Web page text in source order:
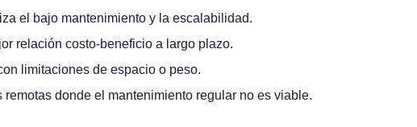
el bajo mantenimiento y la escalabilidad.
relación costo-beneficio a largo plazo.
limitaciones de espacio o peso.
remotas donde el mantenimiento regular no es viable.